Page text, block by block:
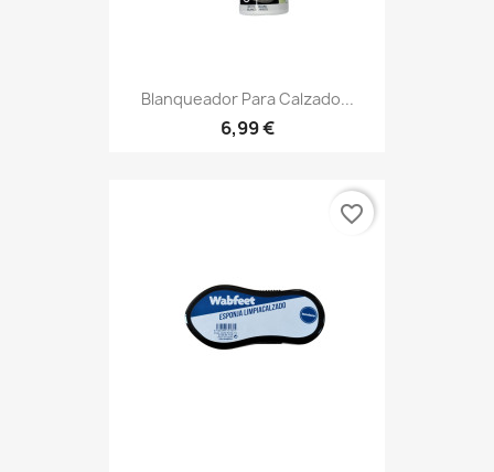
Blanqueador Para Calzado...
6,99 €
favorite_border